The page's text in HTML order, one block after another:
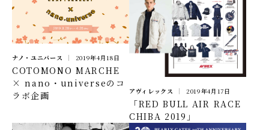
ナノ・ユニバース 2019年4月18日
COTOMONO MARCHE
× nano・universeのコ
ラボ企画
アヴィレックス 2019年4月17日
「RED BULL AIR RACE
CHIBA 2019」